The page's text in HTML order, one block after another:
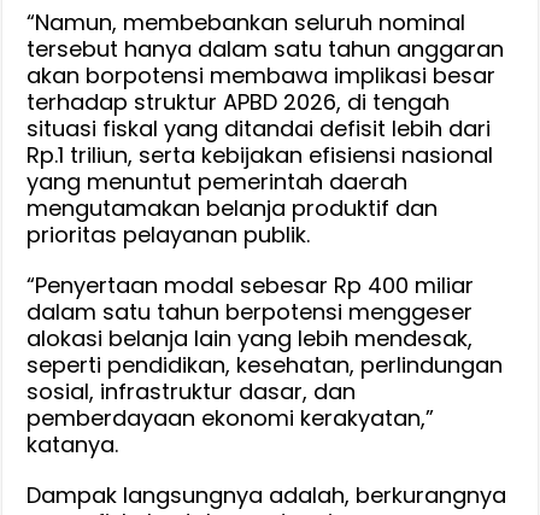
“Namun, membebankan seluruh nominal
tersebut hanya dalam satu tahun anggaran
akan borpotensi membawa implikasi besar
terhadap struktur APBD 2026, di tengah
situasi fiskal yang ditandai defisit lebih dari
Rp.1 triliun, serta kebijakan efisiensi nasional
yang menuntut pemerintah daerah
mengutamakan belanja produktif dan
prioritas pelayanan publik.
“Penyertaan modal sebesar Rp 400 miliar
dalam satu tahun berpotensi menggeser
alokasi belanja lain yang lebih mendesak,
seperti pendidikan, kesehatan, perlindungan
sosial, infrastruktur dasar, dan
pemberdayaan ekonomi kerakyatan,”
katanya.
Dampak langsungnya adalah, berkurangnya